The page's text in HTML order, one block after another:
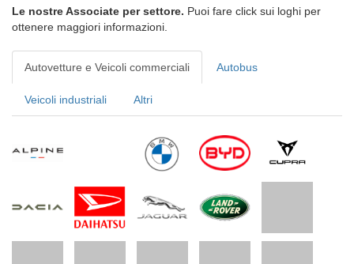
Le nostre Associate per settore. Puoi fare click sui loghi per
ottenere maggiori informazioni.
Autovetture e Veicoli commerciali Autobus
Veicoli industriali Altri